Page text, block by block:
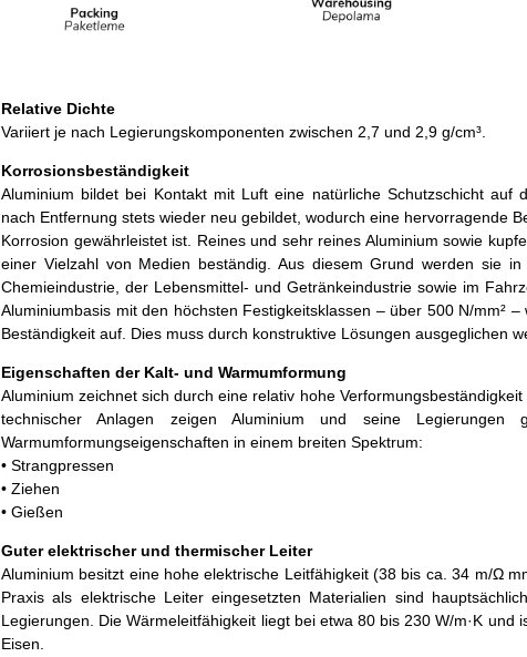
Relative Dichte
Variiert je nach Legierungskomponenten zwischen 2,7 und 2,9 g/cm³.
Korrosionsbeständigkeit
Aluminium bildet bei Kontakt mit Luft eine natürliche Schutzschicht auf
nach Entfernung stets wieder neu gebildet, wodurch eine hervorragende
Korrosion gewährleistet ist. Reines und sehr reines Aluminium sowie
einer Vielzahl von Medien beständig. Aus diesem Grund werden sie
Chemieindustrie, der Lebensmittel- und Getränkeindustrie sowie im
Aluminiumbasis mit den höchsten Festigkeitsklassen – über 500 N/mm²
Beständigkeit auf. Dies muss durch konstruktive Lösungen ausgeglichen
Eigenschaften der Kalt- und Warmumformung
Aluminium zeichnet sich durch eine relativ hohe
technischer Anlagen zeigen Aluminium und seine
Warmumformungseigenschaften in einem breiten Spektrum:
• Strangpressen
• Ziehen
• Gießen
Guter elektrischer und thermischer Leiter
Aluminium besitzt eine hohe elektrische Leitfähigkeit (38 bis ca. 34 m/Ω
Praxis als elektrische Leiter eingesetzten Materialien sind
Legierungen. Die Wärmeleitfähigkeit liegt bei etwa 80 bis 230 W/m·K und
Eisen.